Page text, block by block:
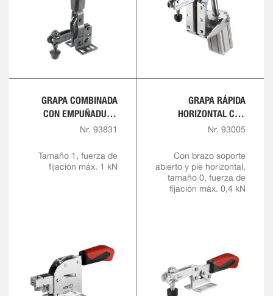
GRAPA COMBINADA
CON EMPUÑADURA
ROJA
Nr. 93831
Tamaño 1, fuerza de
fijación máx. 1 kN
GRAPA RÁPIDA
HORIZONTAL CON
EMPUÑADURA ROJA
Nr. 93005
Con brazo soporte
abierto y pie horizontal,
tamaño 0, fuerza de
fijación máx. 0,4 kN